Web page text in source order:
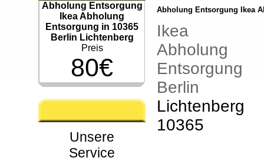
Abholung Entsorgung
Ikea Abholung
Entsorgung in 10365
Berlin Lichtenberg
Preis
80€
Unsere
Service
Abholung Entsorgung Ikea
Ikea
Abholung
Entsorgung
Berlin
Lichtenberg
10365